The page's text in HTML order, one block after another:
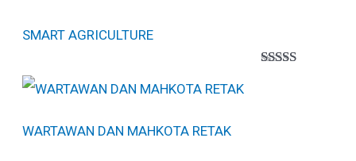
SMART AGRICULTURE
WARTAWAN DAN MAHKOTA RETAK